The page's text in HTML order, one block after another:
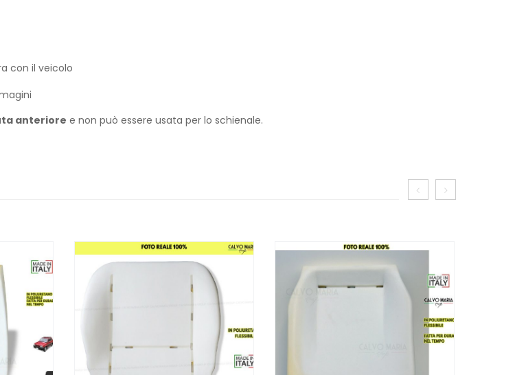
con il veicolo
anteriore e non può essere usata per lo schienale.